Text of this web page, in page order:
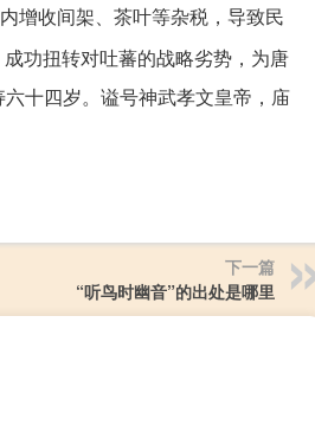
增收间架、茶叶等杂税，导致民
成功扭转对吐蕃的战略劣势，为唐
十四岁。谥号神武孝文皇帝，庙
下一篇
“听鸟时幽音”的出处是哪里